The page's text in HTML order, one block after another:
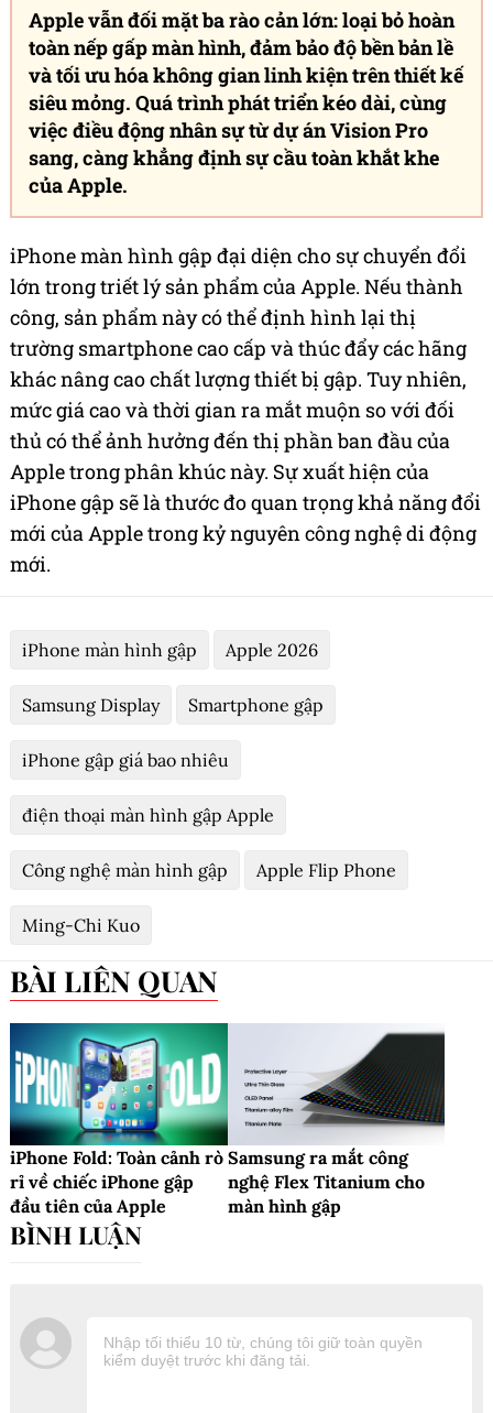
Apple vẫn đối mặt ba rào cản lớn: loại bỏ hoàn
toàn nếp gấp màn hình, đảm bảo độ bền bản lề
và tối ưu hóa không gian linh kiện trên thiết kế
siêu mỏng. Quá trình phát triển kéo dài, cùng
việc điều động nhân sự từ dự án Vision Pro
sang, càng khẳng định sự cầu toàn khắt khe
của Apple.
iPhone màn hình gập đại diện cho sự chuyển đổi
lớn trong triết lý sản phẩm của Apple. Nếu thành
công, sản phẩm này có thể định hình lại thị
trường smartphone cao cấp và thúc đẩy các hãng
khác nâng cao chất lượng thiết bị gập. Tuy nhiên,
mức giá cao và thời gian ra mắt muộn so với đối
thủ có thể ảnh hưởng đến thị phần ban đầu của
Apple trong phân khúc này. Sự xuất hiện của
iPhone gập sẽ là thước đo quan trọng khả năng đổi
mới của Apple trong kỷ nguyên công nghệ di động
mới.
iPhone màn hình gập Apple 2026
Samsung Display Smartphone gập
iPhone gập giá bao nhiêu
điện thoại màn hình gập Apple
Công nghệ màn hình gập Apple Flip Phone
Ming-Chi Kuo
BÀI LIÊN QUAN
iPhone Fold: Toàn cảnh rò
rỉ về chiếc iPhone gập
đầu tiên của Apple
Samsung ra mắt công
nghệ Flex Titanium cho
màn hình gập